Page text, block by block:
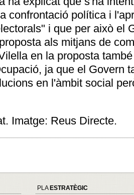
confrontació política i
i que per això el
als mitjans de
en la proposta
ja que el Govern
en l'àmbit social
Imatge: Reus Directe.
PLA ESTRATÈGIC